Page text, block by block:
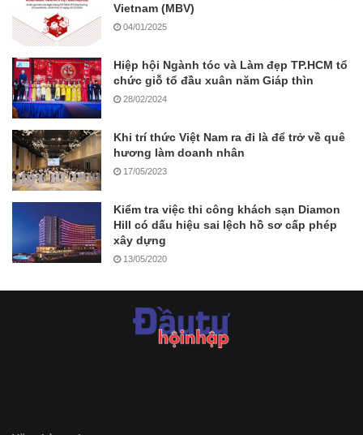
Vietnam (MBV)
04/01/2025
Hiệp hội Ngành tóc và Làm đẹp TP.HCM tổ
chức giỗ tổ đầu xuân năm Giáp thìn
28/02/2024
Khi trí thức Việt Nam ra đi là để trở về quê
hương làm doanh nhân
17/05/2023
Kiểm tra việc thi công khách sạn Diamon
Hill có dấu hiệu sai lệch hồ sơ cấp phép
xây dựng
13/05/2020